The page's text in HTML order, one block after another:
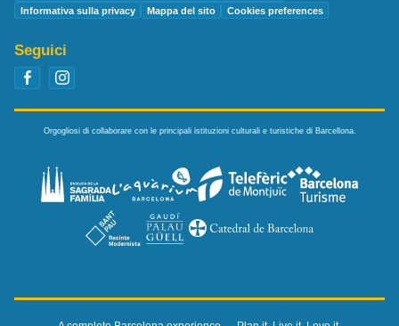
Informativa sulla privacy
Mappa del sito Cookies preferences
Seguici
Orgogliosi di collaborare con le principali istituzioni culturali e turistiche di Barcellona.